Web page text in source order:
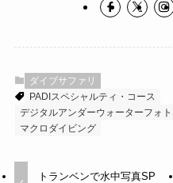
ダイブサファリ
PADIスペシャルティ・コース
デジタルアンダーウォーターフォ
マクロダイビング
トランベンで水中写真SP